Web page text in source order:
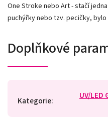
One Stroke nebo Art - stačí
puchýřky nebo tzv. pecičky,
Doplňkové
Kategorie:
UV/